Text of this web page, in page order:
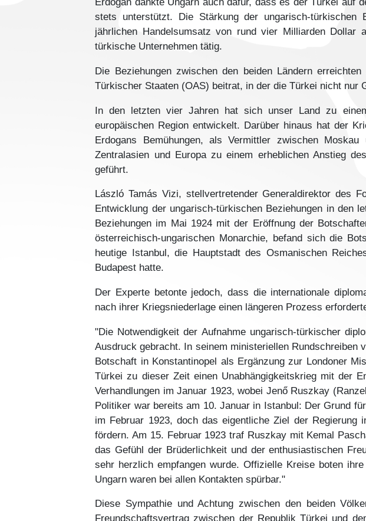
stets unterstützt. Die Stärkung der ungarisch-
jährlichen Handelsumsatz von rund vier Milliarden
türkische Unternehmen tätig.
Die Beziehungen zwischen den beiden Ländern
Türkischer Staaten (OAS) beitrat, in der die Türkei nicht nur
In den letzten vier Jahren hat sich unser Land zu
europäischen Region entwickelt. Darüber hinaus hat der
Erdogans Bemühungen, als Vermittler zwischen
Zentralasien und Europa zu einem erheblichen Anstieg
geführt.
László Tamás Vizi, stellvertretender Generaldirektor des
Entwicklung der ungarisch-türkischen Beziehungen in den
Beziehungen im Mai 1924 mit der Eröffnung der
österreichisch-ungarischen Monarchie, befand sich die
heutige Istanbul, die Hauptstadt des Osmanischen
Budapest hatte.
Der Experte betonte jedoch, dass die internationale
nach ihrer Kriegsniederlage einen längeren Prozess
"Die Notwendigkeit der Aufnahme ungarisch-türkischer
Ausdruck gebracht. In seinem ministeriellen
Botschaft in Konstantinopel als Ergänzung zur Londoner
Türkei zu dieser Zeit einen Unabhängigkeitskrieg mit der
Verhandlungen im Januar 1923, wobei Jenő Ruszkay
Politiker war bereits am 10. Januar in Istanbul: Der Grund
im Februar 1923, doch das eigentliche Ziel der Regierung
fördern. Am 15. Februar 1923 traf Ruszkay mit Kemal
das Gefühl der Brüderlichkeit und der enthusiastischen
sehr herzlich empfangen wurde. Offizielle Kreise boten
Ungarn waren bei allen Kontakten spürbar."
Diese Sympathie und Achtung zwischen den beiden
Freundschaftsvertrag zwischen der Republik Türkei und